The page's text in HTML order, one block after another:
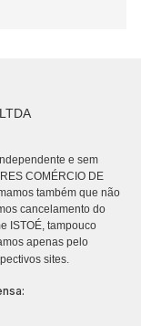
e sem
COMÉRCIO DE
também que não
cancelamento do
ISTOÉ, tampouco
apenas pelo
sites.